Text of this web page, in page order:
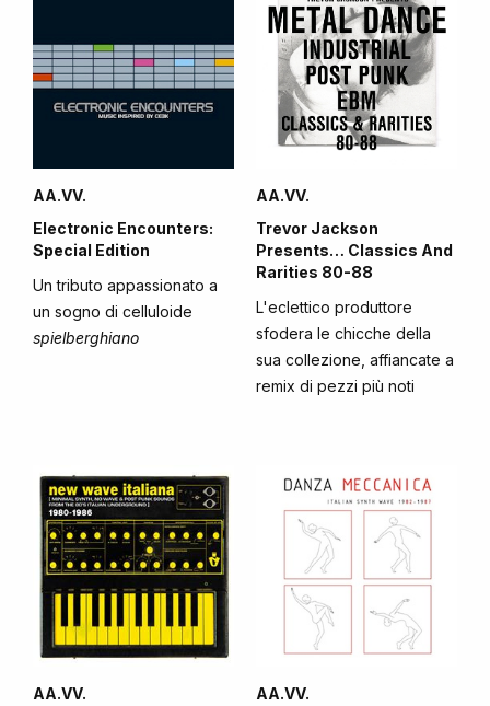
AA.VV.
Electronic Encounters:
Special Edition
Un tributo appassionato a
un sogno di celluloide
spielberghiano
AA.VV.
Trevor Jackson
Presents… Classics And
Rarities 80-88
L'eclettico produttore
sfodera le chicche della
sua collezione, affiancate a
remix di pezzi più noti
AA.VV.
AA.VV.